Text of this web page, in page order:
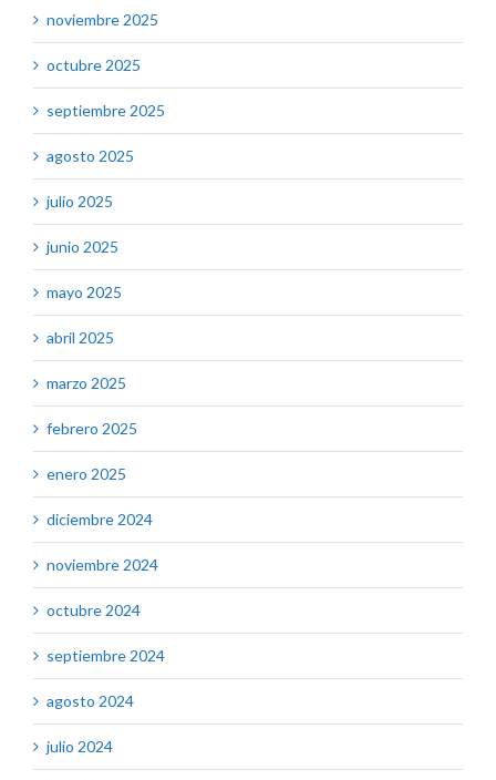
noviembre 2025
octubre 2025
septiembre 2025
agosto 2025
julio 2025
junio 2025
mayo 2025
abril 2025
marzo 2025
febrero 2025
enero 2025
diciembre 2024
noviembre 2024
octubre 2024
septiembre 2024
agosto 2024
julio 2024